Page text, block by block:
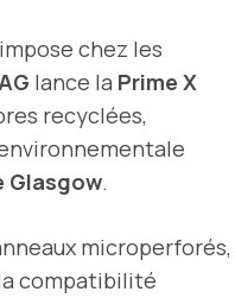
chez les
lance la Prime X
recyclées,
Glasgow.
microperforés,
compatibilité